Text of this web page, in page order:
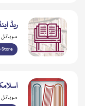
ریڈ
Store